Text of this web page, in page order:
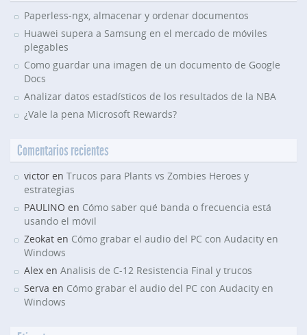
Paperless-ngx, almacenar y ordenar documentos
Huawei supera a Samsung en el mercado de móviles
plegables
Como guardar una imagen de un documento de Google
Docs
Analizar datos estadísticos de los resultados de la NBA
¿Vale la pena Microsoft Rewards?
Comentarios recientes
victor en Trucos para Plants vs Zombies Heroes y
estrategias
PAULINO en Cómo saber qué banda o frecuencia está
usando el móvil
Zeokat en Cómo grabar el audio del PC con Audacity en
Windows
Alex en Analisis de C-12 Resistencia Final y trucos
Serva en Cómo grabar el audio del PC con Audacity en
Windows